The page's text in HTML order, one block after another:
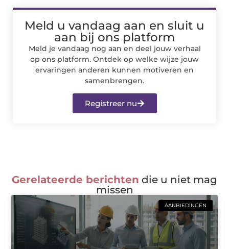
Meld u vandaag aan en sluit u
aan bij ons platform
Meld je vandaag nog aan en deel jouw verhaal
op ons platform. Ontdek op welke wijze jouw
ervaringen anderen kunnen motiveren en
samenbrengen.
Registreer nu
Gerelateerde berichten die u niet mag
missen
AANBIEDINGEN